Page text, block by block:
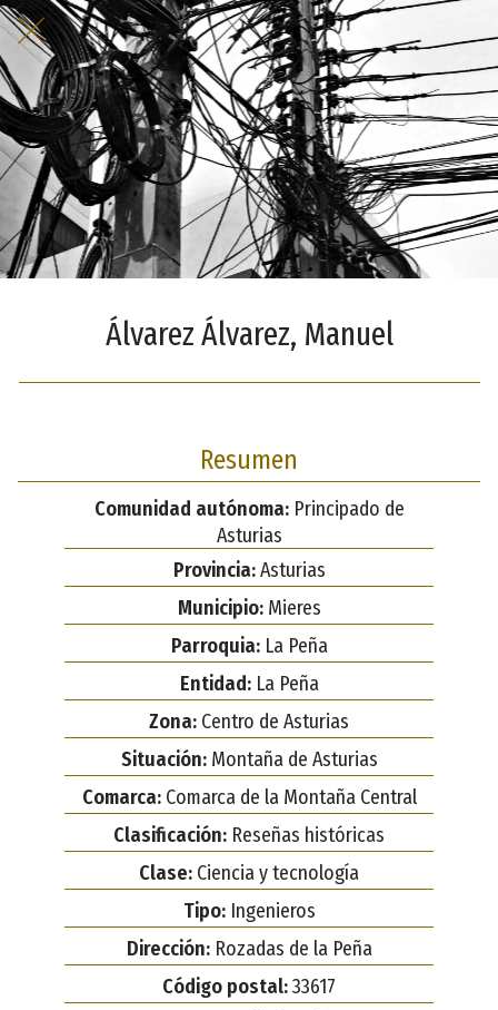
Álvarez Álvarez, Manuel
Resumen
Comunidad autónoma:Principado de
Asturias
Provincia:Asturias
Municipio:Mieres
Parroquia:La Peña
Entidad:La Peña
Zona: Centro de Asturias
Situación:Montaña de Asturias
Comarca:Comarca de la Montaña Central
Clasificación: Reseñas históricas
Clase: Ciencia y tecnología
Tipo:Ingenieros
Dirección:Rozadas de la Peña
Código postal:33617